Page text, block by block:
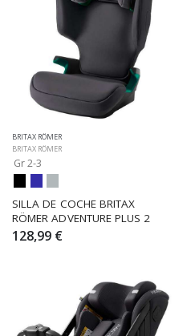
BRITAX RÖMER
BRITAX RÖMER
Gr 2-3
SILLA DE COCHE BRITAX
RÖMER ADVENTURE PLUS 2
128,99 €